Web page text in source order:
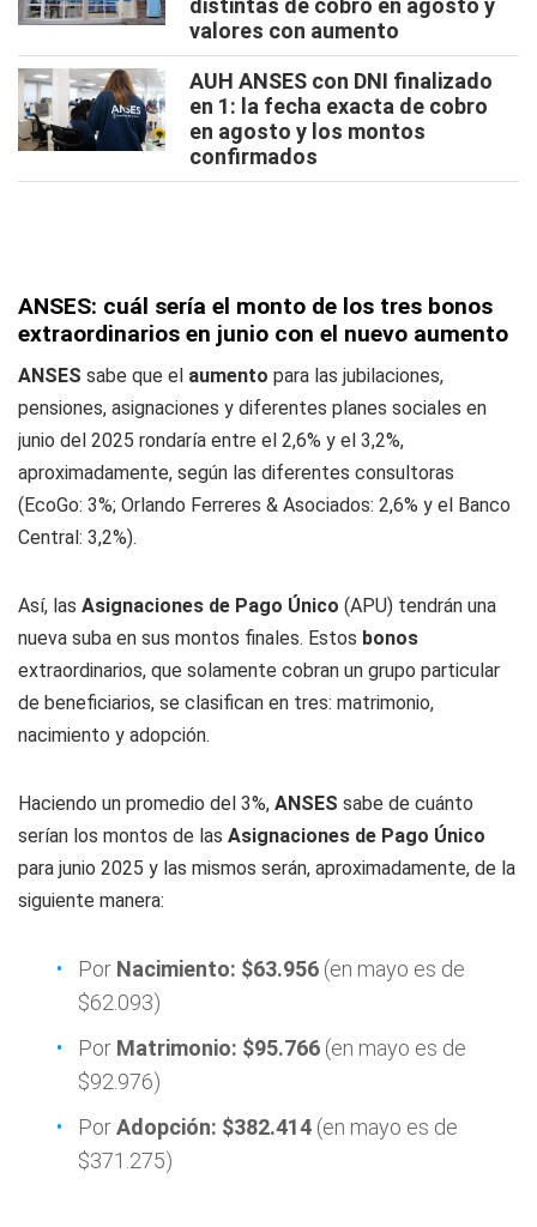
distintas de cobro en agosto y
valores con aumento
AUH ANSES con DNI finalizado
en 1: la fecha exacta de cobro
en agosto y los montos
confirmados
ANSES: cuál sería el monto de los tres bonos
extraordinarios en junio con el nuevo aumento
ANSES sabe que el aumento para las jubilaciones,
pensiones, asignaciones y diferentes planes sociales en
junio del 2025 rondaría entre el 2,6% y el 3,2%,
aproximadamente, según las diferentes consultoras
(EcoGo: 3%; Orlando Ferreres & Asociados: 2,6% y el Banco
Central: 3,2%).
Así, las Asignaciones de Pago Único (APU) tendrán una
nueva suba en sus montos finales. Estos bonos
extraordinarios, que solamente cobran un grupo particular
de beneficiarios, se clasifican en tres: matrimonio,
nacimiento y adopción.
Haciendo un promedio del 3%, ANSES sabe de cuánto
serían los montos de las Asignaciones de Pago Único
para junio 2025 y las mismos serán, aproximadamente, de la
siguiente manera:
Por Nacimiento: $63.956 (en mayo es de
$62.093)
Por Matrimonio: $95.766 (en mayo es de
$92.976)
PorAdopción: $382.414 (en mayo es de
$371.275)